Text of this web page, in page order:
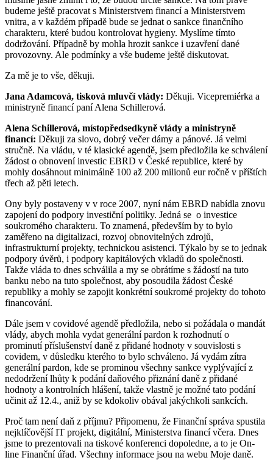
budeme ještě pracovat s Ministerstvem financí a Ministerstvem
vnitra, a v každém případě bude se jednat o sankce finančního
charakteru, které budou kontrolovat hygieny. Myslíme tímto
dodržování. Případně by mohla hrozit sankce i uzavření dané
provozovny. Ale podmínky a vše budeme ještě diskutovat.
Za mě je to vše, děkuji.
Jana Adamcová, tisková mluvčí vlády: Děkuji. Vicepremiérka a
ministryně financí paní Alena Schillerová.
Alena Schillerová, místopředsedkyně vlády a ministryně
financí: Děkuji za slovo, dobrý večer dámy a pánové. Já velmi
stručně. Na vládu, v té klasické agendě, jsem předložila ke schválení
žádost o obnovení investic EBRD v České republice, které by
mohly dosáhnout minimálně 100 až 200 milionů eur ročně v příštích
třech až pěti letech.
Ony byly postaveny v v roce 2007, nyní nám EBRD nabídla znovu
zapojení do podpory investiční politiky. Jedná se o investice
soukromého charakteru. To znamená, především by to bylo
zaměřeno na digitalizaci, rozvoj obnovitelných zdrojů,
infrastrukturní projekty, technickou asistenci. Týkalo by se to jednak
podpory úvěrů, i podpory kapitálových vkladů do společnosti.
Takže vláda to dnes schválila a my se obrátíme s žádostí na tuto
banku nebo na tuto společnost, aby posoudila žádost České
republiky a mohly se zapojit konkrétní soukromé projekty do tohoto
financování.
Dále jsem v covidové agendě předložila, nebo si požádala o mandát
vlády, abych mohla vydat generální pardon k rozhodnutí o
prominutí příslušenství daně z přidané hodnoty v souvislosti s
covidem, v důsledku kterého to bylo schváleno. Já vydám zítra
generální pardon, kde se prominou všechny sankce vyplývající z
nedodržení lhůty k podání daňového přiznání daně z přidané
hodnoty a kontrolních hlášení, takže vlastně je možné tato podání
učinit až 12.4., aniž by se kdokoliv obával jakýchkoli sankcích.
Proč tam není daň z příjmu? Připomenu, že Finanční správa spustila
nejklíčovější IT projekt, digitální, Ministerstva financí včera. Dnes
jsme to prezentovali na tiskové konferenci dopoledne, a to je On-
line Finanční úřad. Všechny informace jsou na webu Moje daně.